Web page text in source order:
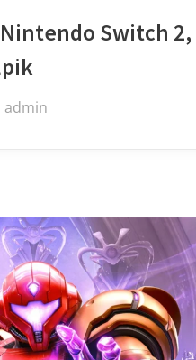
Switch 2,
By
admin